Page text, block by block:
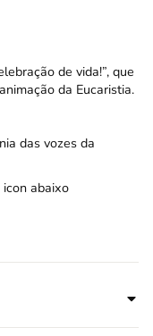
de vida!”, que
da Eucaristia.
das vozesda
abaixo